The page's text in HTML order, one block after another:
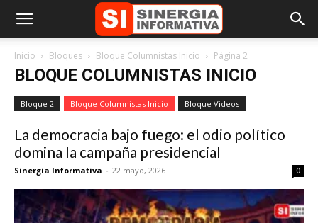
Inicio Bloques Bloque Columnistas Inicio Página 2
BLOQUE COLUMNISTAS INICIO
Bloque 2 Bloque Columnistas Inicio Bloque Videos
La democracia bajo fuego: el odio político
domina la campaña presidencial
Sinergia Informativa - 22 mayo, 2026 0